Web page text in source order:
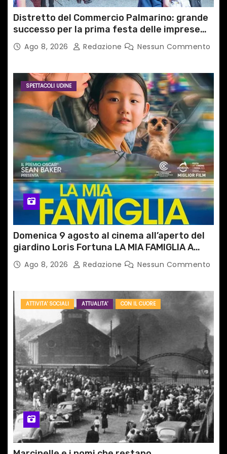
Distretto del Commercio Palmarino: grande
successo per la prima festa delle imprese
del territorio
Ago 8, 2026 Redazione Nessun Commento
SPETTACOLI UDINE
Domenica 9 agosto al cinema all’aperto del
giardino Loris Fortuna LA MIA FAMIGLIA A
TAIPEIAgo 8, 2026 Redazione Nessun Commento
ATTIVITA' SOCIALI ATTUALITA' CON IL CUORE